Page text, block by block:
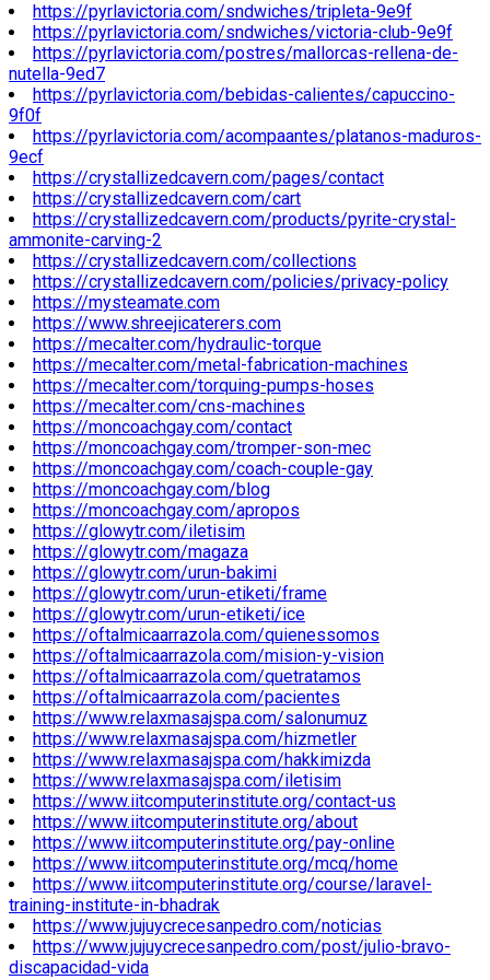
https://pyrlavictoria.com/sndwiches/tripleta-9e9f
https://pyrlavictoria.com/sndwiches/victoria-club-9e9f
https://pyrlavictoria.com/postres/mallorcas-rellena-de-
nutella-9ed7
https://pyrlavictoria.com/bebidas-calientes/capuccino-
9f0f
https://pyrlavictoria.com/acompaantes/platanos-maduros-
9ecf
https://crystallizedcavern.com/pages/contact
https://crystallizedcavern.com/cart
https://crystallizedcavern.com/products/pyrite-crystal-
ammonite-carving-2
https://crystallizedcavern.com/collections
https://crystallizedcavern.com/policies/privacy-policy
https://mysteamate.com
https://www.shreejicaterers.com
https://mecalter.com/hydraulic-torque
https://mecalter.com/metal-fabrication-machines
https://mecalter.com/torquing-pumps-hoses
https://mecalter.com/cns-machines
https://moncoachgay.com/contact
https://moncoachgay.com/tromper-son-mec
https://moncoachgay.com/coach-couple-gay
https://moncoachgay.com/blog
https://moncoachgay.com/apropos
https://glowytr.com/iletisim
https://glowytr.com/magaza
https://glowytr.com/urun-bakimi
https://glowytr.com/urun-etiketi/frame
https://glowytr.com/urun-etiketi/ice
https://oftalmicaarrazola.com/quienessomos
https://oftalmicaarrazola.com/mision-y-vision
https://oftalmicaarrazola.com/quetratamos
https://oftalmicaarrazola.com/pacientes
https://www.relaxmasajspa.com/salonumuz
https://www.relaxmasajspa.com/hizmetler
https://www.relaxmasajspa.com/hakkimizda
https://www.relaxmasajspa.com/iletisim
https://www.iitcomputerinstitute.org/contact-us
https://www.iitcomputerinstitute.org/about
https://www.iitcomputerinstitute.org/pay-online
https://www.iitcomputerinstitute.org/mcq/home
https://www.iitcomputerinstitute.org/course/laravel-
training-institute-in-bhadrak
https://www.jujuycrecesanpedro.com/noticias
https://www.jujuycrecesanpedro.com/post/julio-bravo-
discapacidad-vida